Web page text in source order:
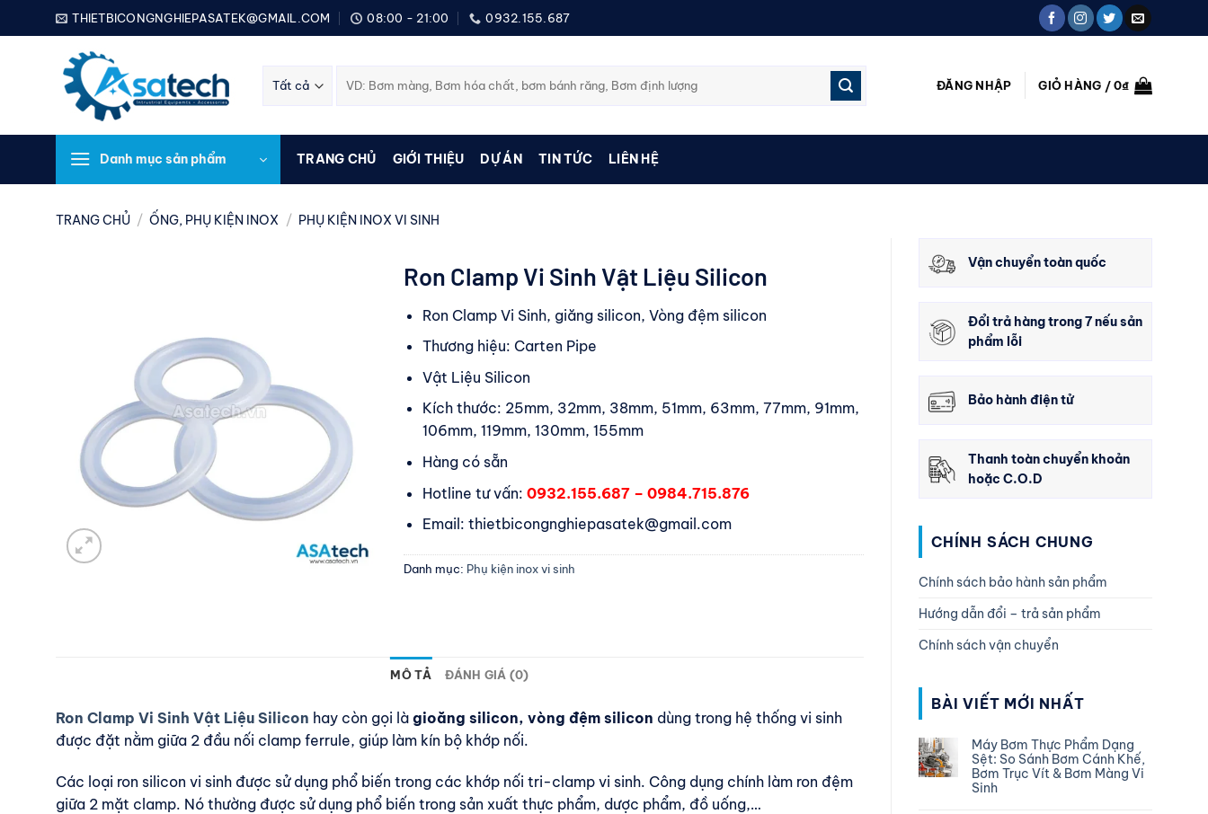
qua
THIETBICONGNGHIEPASATEK@GMAIL.COM 08:00 - 21:00 0932.155.687
kiếm:
ĐĂNG NHẬP GIỎ HÀNG /0₫
Danh mục sản phẩm TRANG CHỦ GIỚI THIỆU DỰ ÁN TIN TỨC LIÊN HỆ
TRANG CHỦ / ỐNG, PHỤ KIỆN INOX / PHỤ KIỆN INOX VI SINH
Vận chuyển toàn quốc
Đổi trả hàng trong 7 nếu sản
phẩm lỗi
Bảo hành điện tử
Thanh toàn chuyển khoản
hoặc C.O.D
CHÍNH SÁCH CHUNG
Chính sách bảo hành sản phẩm
Hướng dẫn đổi – trả sản phẩm
Chính sách vận chuyển
BÀI VIẾT MỚI NHẤT
Máy Bơm Thực Phẩm Dạng
Sệt: So Sánh Bơm Cánh Khế,
Bơm Trục Vít & Bơm Màng Vi
Sinh
Ron Clamp Vi Sinh Vật Liệu Silicon
Ron Clamp Vi Sinh, giăng silicon, Vòng đệm silicon
Thương hiệu: Carten Pipe
Vật Liệu Silicon
Kích thước: 25mm, 32mm, 38mm, 51mm, 63mm, 77mm, 91mm,
106mm, 119mm, 130mm, 155mm
Hàng có sẵn
Hotline tư vấn: 0932.155.687 – 0984.715.876
Email: thietbicongnghiepasatek@gmail.com
Danh mục: Phụ kiện inox vi sinh
MÔ TẢ ĐÁNH GIÁ (0)
Ron Clamp Vi Sinh Vật Liệu Silicon hay còn gọi là gioăng silicon, vòng đệm silicon dùng trong hệ thống vi sinh
được đặt nằm giữa 2 đầu nối clamp ferrule, giúp làm kín bộ khớp nối.
Các loại ron silicon vi sinh được sử dụng phổ biến trong các khớp nối tri-clamp vi sinh. Công dụng chính làm ron đệm
giữa 2 mặt clamp. Nó thường được sử dụng phổ biến trong sản xuất thực phẩm, dược phẩm, đồ uống,…